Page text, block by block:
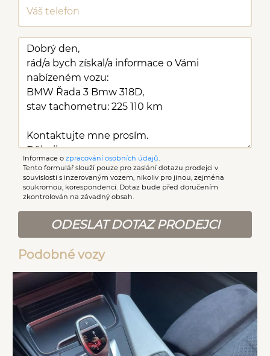
(DAB)
Informace o zpracování osobních údajů
Tento formulář slouží pouze pro zaslání dotazu prodejci v
souvislosti s inzerovaným vozem, nikoliv pro jinou, zejména
soukromou, korespondenci. Dotaz bude před doručením
zkontrolován na závadný obsah.
ODESLAT DOTAZ PRODEJCI
Podobné vozy